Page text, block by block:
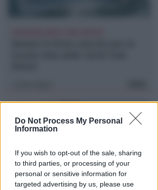
Do Not Process My Personal
Information
If you wish to opt-out of the sale, sharing
to third parties, or processing of your
personal or sensitive information for
targeted advertising by us, please use